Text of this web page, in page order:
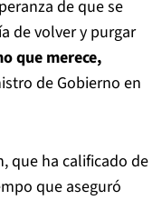
de que se
de volver y purgar
que merece,
de Gobierno en
que ha calificado de
que aseguró